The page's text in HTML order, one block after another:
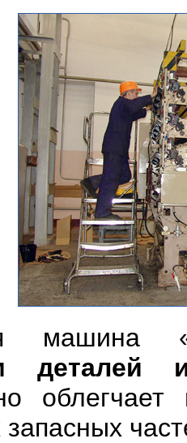
машина
деталей